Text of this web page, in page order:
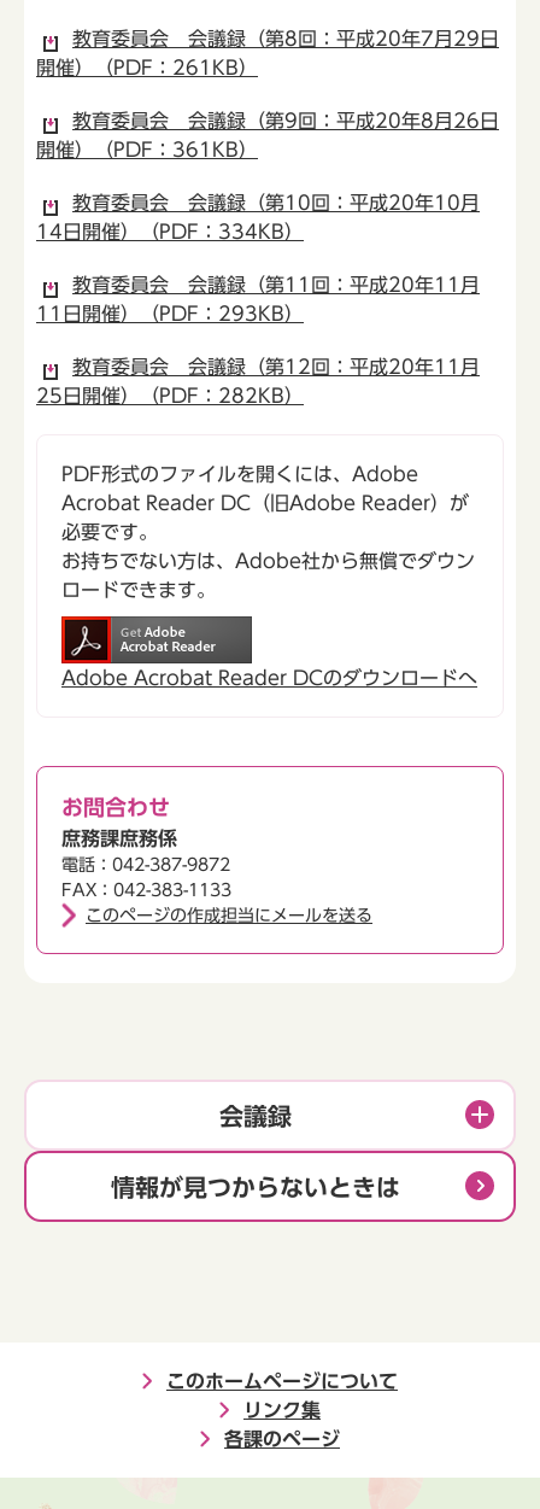
教育委員会 会議録（第8回：平成20年7月29日
開催）（PDF：261KB）
教育委員会 会議録（第9回：平成20年8月26日
開催）（PDF：361KB）
教育委員会 会議録（第10回：平成20年10月
14日開催）（PDF：334KB）
教育委員会 会議録（第11回：平成20年11月
11日開催）（PDF：293KB）
教育委員会 会議録（第12回：平成20年11月
25日開催）（PDF：282KB）
PDF形式のファイルを開くには、Adobe
Acrobat Reader DC（旧Adobe Reader）が
必要です。
お持ちでない方は、Adobe社から無償でダウン
ロードできます。
Adobe Acrobat Reader DCのダウンロードへ
お問合わせ
庶務課庶務係
電話：042-387-9872
FAX：042-383-1133
このページの作成担当にメールを送る
会議録
情報が見つからないときは
このホームページについて
リンク集
各課のページ